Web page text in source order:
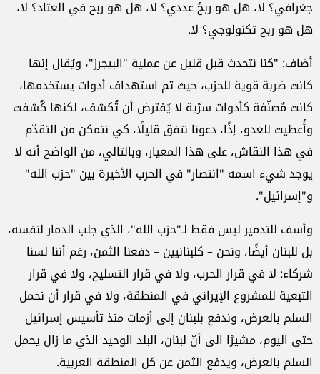
جغرافي؟ لا، هل هو ربحٌ عددي؟ لا، هل هو ربح في العتاد؟ لا،
هل هو ربح تكنولوجي؟ لا.
أضاف: "كنا نتحدث قبل قليل عن عملية "البيجرز"، ويُقال إنها
كانت ضربة قوية للحزب، حيث تم استهداف أدوات يستخدمها،
كانت مُصنّفة كأدوات سرّية لا يُفترض أن تُكشف، لكنها كُشفت
وأُعطيت للعدو، إذًا، دعونا نتفق قليلًا، كي نتمكن من التقدّم
في هذا النقاش، على هذا المعيار، وبالتالي، من الواضح أنه لا
يوجد شيء اسمه "انتصار" في الحرب الأخيرة بين "حزب الله"
و"إسرائيل".
وأسف للتدمير ليس فقط لـ"حزب الله"، الذي جلب الدمار لنفسه،
بل للبنان أيضًا، ونحن – كلبنانيين – دفعنا الثمن، رغم أننا لسنا
شركاء: لا في قرار الحرب، ولا في قرار التسليح، ولا في قرار
التبعية للمشروع الإيراني في المنطقة، ولا في قرار أن نحمل
السلم بالعرض، وندفع بلبنان إلى أزمات منذ تأسيس إسرائيل
حتى اليوم، مشيرًا الى أنّ لبنان، البلد الوحيد الذي ما زال يحمل
السلم بالعرض، ويدفع الثمن عن كل المنطقة العربية.